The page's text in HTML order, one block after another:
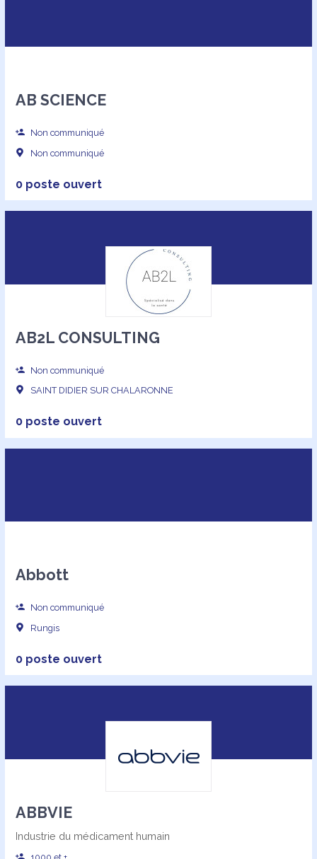
AB SCIENCE
Non communiqué
Non communiqué
0 poste ouvert
AB2L CONSULTING
Non communiqué
SAINT DIDIER SUR CHALARONNE
0 poste ouvert
Abbott
Non communiqué
Rungis
0 poste ouvert
ABBVIE
Industrie du médicament humain